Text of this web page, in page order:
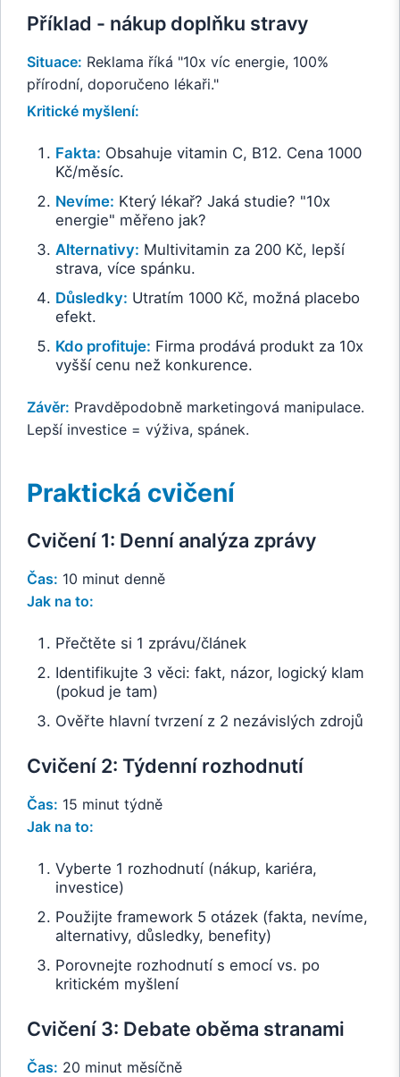
Příklad - nákup doplňku stravy
Situace: Reklama říká "10x víc energie, 100%
přírodní, doporučeno lékaři."
Kritické myšlení:
Fakta: Obsahuje vitamin C, B12. Cena 1000
Kč/měsíc.
Nevíme: Který lékař? Jaká studie? "10x
energie" měřeno jak?
Alternativy: Multivitamin za 200 Kč, lepší
strava, více spánku.
Důsledky: Utratím 1000 Kč, možná placebo
efekt.
Kdo profituje: Firma prodává produkt za 10x
vyšší cenu než konkurence.
Závěr: Pravděpodobně marketingová manipulace.
Lepší investice = výživa, spánek.
Praktická cvičení
Cvičení 1: Denní analýza zprávy
Čas: 10 minut denně
Jak na to:
Přečtěte si 1 zprávu/článek
Identifikujte 3 věci: fakt, názor, logický klam
(pokud je tam)
Ověřte hlavní tvrzení z 2 nezávislých zdrojů
Cvičení 2: Týdenní rozhodnutí
Čas: 15 minut týdně
Jak na to:
Vyberte 1 rozhodnutí (nákup, kariéra,
investice)
Použijte framework 5 otázek (fakta, nevíme,
alternativy, důsledky, benefity)
Porovnejte rozhodnutí s emocí vs. po
kritickém myšlení
Cvičení 3: Debate oběma stranami
Čas: 20 minut měsíčně